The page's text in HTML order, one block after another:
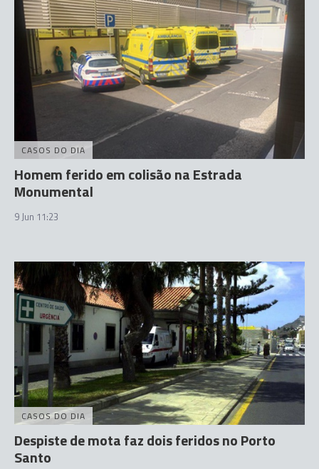
CASOS DO DIA
Homem ferido em colisão na Estrada
Monumental
9 Jun 11:23
CASOS DO DIA
Despiste de mota faz dois feridos no Porto
Santo